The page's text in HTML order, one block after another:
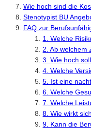
Wie hoch sind die
Stenotypist BU
FAQ zur
1. Welche
2. Ab welchem
3. Wie hoch
4. Welche
5. Ist eine
6. Welche
7. Welche
8. Wie wirkt
9. Kann die